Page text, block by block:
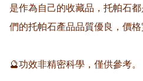
是作為自己的收藏品，托帕石
們的托帕石產品品質優良，價
🔮功效非精密科學，僅供參考。